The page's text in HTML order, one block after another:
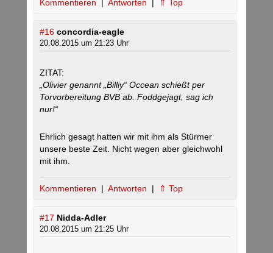
Kommentieren Antworten ⇑ Top
#16 concordia-eagle
20.08.2015 um 21:23 Uhr
ZITAT:
„Olivier genannt „Billiy“ Occean schießt per
Torvorbereitung BVB ab. Foddgejagt, sag ich
nur!“
Ehrlich gesagt hatten wir mit ihm als Stürmer
unsere beste Zeit. Nicht wegen aber gleichwohl
mit ihm.
Kommentieren | Antworten | ⇑ Top
#17 Nidda-Adler
20.08.2015 um 21:25 Uhr